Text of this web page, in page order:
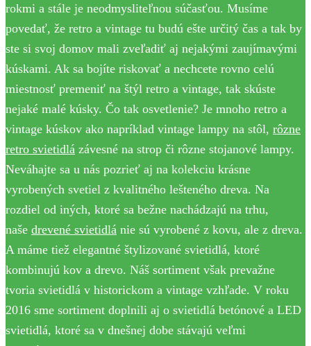
rokmi a stále je neodmysliteľnou súčasťou. Musíme
povedať, že retro a vintage tu budú ešte určitý čas a tak by
ste si svoj domov mali zveľadiť aj nejakými zaujímavými
kúskami. Ak sa bojíte riskovať a nechcete rovno celú
miestnosť premeniť na štýl retro a vintage, tak skúste
nejaké malé kúsky. Čo tak osvetlenie? Je mnoho retro a
vintage kúskov ako napríklad vintage lampy na stôl, rôzne
retro svietidlá závesné na strop či rôzne stojanové lampy.
Neváhajte sa u nás pozrieť aj na kolekciu krásne
vyrobených svetiel z kvalitného lešteného dreva. Na
rozdiel od iných, ktoré sa bežne nachádzajú na trhu,
naše drevené svietidlá nie sú vyrobené z kovu, ale z dreva.
A máme tiež elegantné štylizované svietidlá, ktoré
kombinujú kov a drevo. Náš sortiment však prevažne
tvoria svietidlá v historickom a vintage vzhľade. V roku
2016 sme sortiment doplnili aj o svietidlá betónové a LED
svietidlá, ktoré sa v dnešnej dobe stávajú veľmi